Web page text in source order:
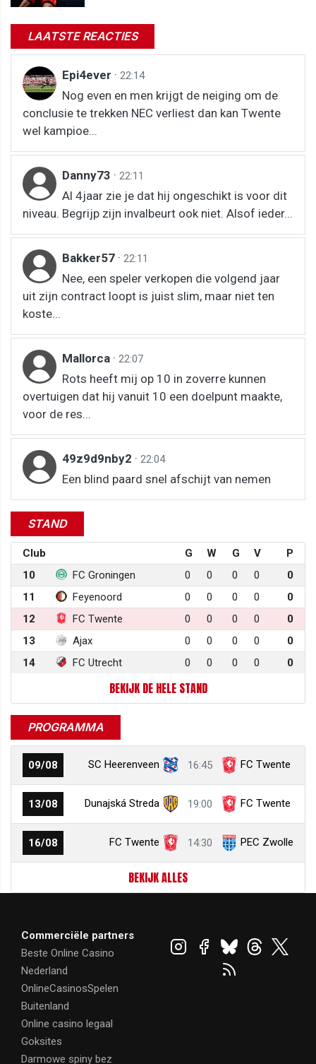
LAATSTE REACTIES
Epi4ever · 22:14
Nog even en men krijgt de neiging om de
conclusie te trekken NEC verliest dan kan Twente
wel kampioe...
Danny73 · 22:11
Al 4jaar zie je dat hij ongeschikt is voor dit
niveau. Begrijp zijn invalbeurt ook niet. Alsof ieder...
Bakker57 · 22:11
Nee, een speler verkopen die volgend jaar
uit zijn contract loopt is juist slim, maar niet ten
koste...
Mallorca · 22:07
Rots heeft mij op 10 in zoverre kunnen
overtuigen dat hij vanuit 10 een doelpunt maakte,
voor de res...
49z9d9nby2 · 22:04
Een blind paard snel afschijt van nemen
STAND
Club G W G V
P
10
FC Groningen 0 0 0 0
0
11
Feyenoord 0 0 0 0
0
12
FC Twente 0 0 0 0
0
13
Ajax 0 0 0 0
0
14
FC Utrecht 0 0 0 0 0
BEKIJK DE HELE STAND
PROGRAMMA
09/08 SC Heerenveen 16:45 FC Twente
13/08 Dunajská Streda 19:00 FC Twente
16/08 FC Twente 14:30 PEC Zwolle
BEKIJK ALLES
Commerciële partners
Beste Online Casino
Nederland
OnlineCasinosSpelen
Buitenland
Online casino legaal
Goksites
Darmowe spiny bez